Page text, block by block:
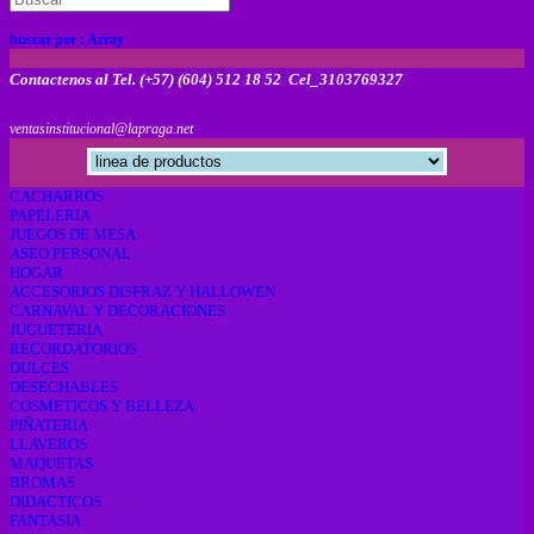
buscar por : Array
Contactenos al Tel. (+57) (604) 512 18 52 Cel_3103769327
ventasinstitucional@lapraga.net
CACHARROS
PAPELERIA
JUEGOS DE MESA
ASEO PERSONAL
HOGAR
ACCESORIOS DISFRAZ Y HALLOWEN
CARNAVAL Y DECORACIONES
JUGUETERIA
RECORDATORIOS
DULCES
DESECHABLES
COSMETICOS Y BELLEZA
PIÑATERIA
LLAVEROS
MAQUETAS
BROMAS
DIDACTICOS
FANTASIA